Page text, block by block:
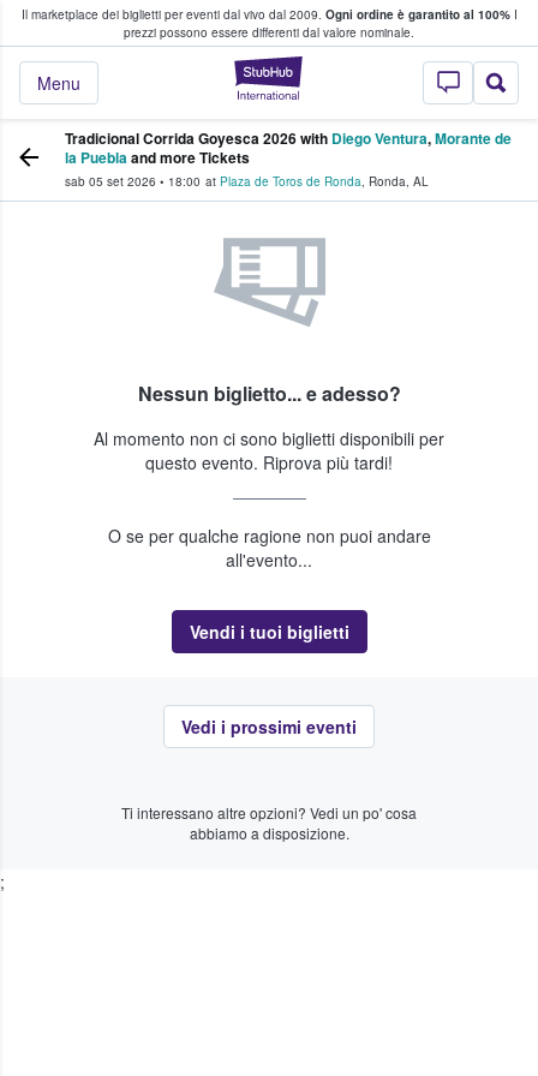
Il marketplace dei biglietti per eventi dal vivo dal 2009. Ogni ordine è garantito al 100%I
prezzi possono essere differenti dal valore nominale.
StubHub - Dove
Menu
fan comprano e vendono biglietti
Tradicional Corrida Goyesca 2026 with Diego Ventura,Morante de
la Pueblaand more Tickets
sab 05 set 2026 • 18:00 at Plaza de Toros de Ronda, Ronda, AL
Nessun biglietto... e adesso?
Al momento non ci sono biglietti disponibili per
questo evento. Riprova più tardi!
O se per qualche ragione non puoi andare
all'evento...
Vendi i tuoi biglietti
Vedi i prossimi eventi
Ti interessano altre opzioni? Vedi un po' cosa
abbiamo a disposizione.
;